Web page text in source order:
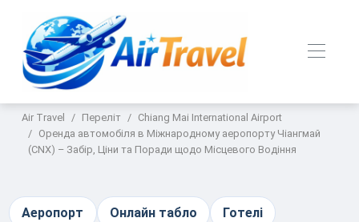
Air Travel Переліт
Chiang Mai International Airport
Оренда автомобіля в Міжнародному аеропорту Чіангмай
(CNX) – Забір, Ціни та Поради щодо Місцевого Водіння
Аеропорт Онлайн табло Готелі